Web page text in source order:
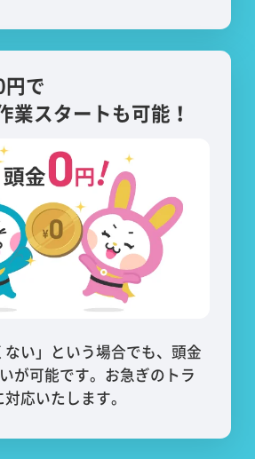
で
業スタートも可能！
ない」という場合でも、頭金
が可能です。お急ぎのトラ
応いたします。